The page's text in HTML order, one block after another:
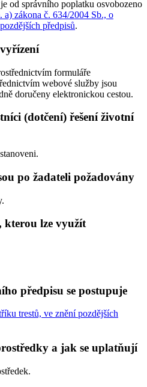
od správního poplatku osvobozeno
a) zákona č. 634/2004 Sb., o
předpisů.
formuláře
webové služby jsou
doručeny elektronickou cestou.
(dotčení) řešení životní
po žadateli požadovány
kterou lze využít
předpisu se postupuje
trestů, ve znění pozdějších
a jak se uplatňují